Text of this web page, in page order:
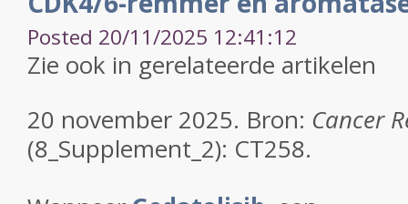
Posted 20/11/2025 12:41:12
Zie ook in gerelateerde artikelen
20 november 2025. Bron: Cancer
(8_Supplement_2): CT258.